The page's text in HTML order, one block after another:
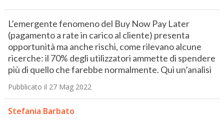
L’emergente fenomeno del Buy Now Pay Later
(pagamento a rate in carico al cliente) presenta
opportunità ma anche rischi, come rilevano alcune
ricerche: il 70% degli utilizzatori ammette di spendere
più di quello che farebbe normalmente. Qui un’analisi
Pubblicato il 27 Mag 2022
Stefania Barbato